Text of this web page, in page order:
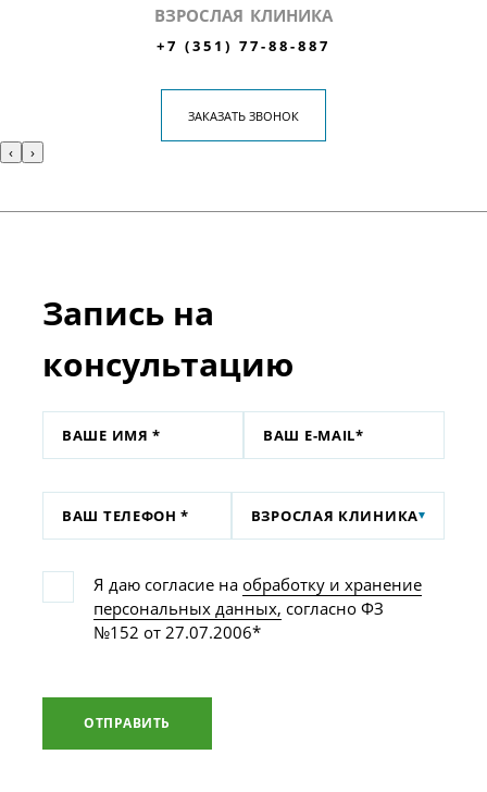
ВЗРОСЛАЯ КЛИНИКА
+7 (351) 77-88-887
ЗАКАЗАТЬ ЗВОНОК
‹ ›
Запись на
консультацию
ВЗРОСЛАЯ КЛИНИКА
Я даю согласие на обработку и хранение
персональных данных, согласно ФЗ
№152 от 27.07.2006*
ОТПРАВИТЬ